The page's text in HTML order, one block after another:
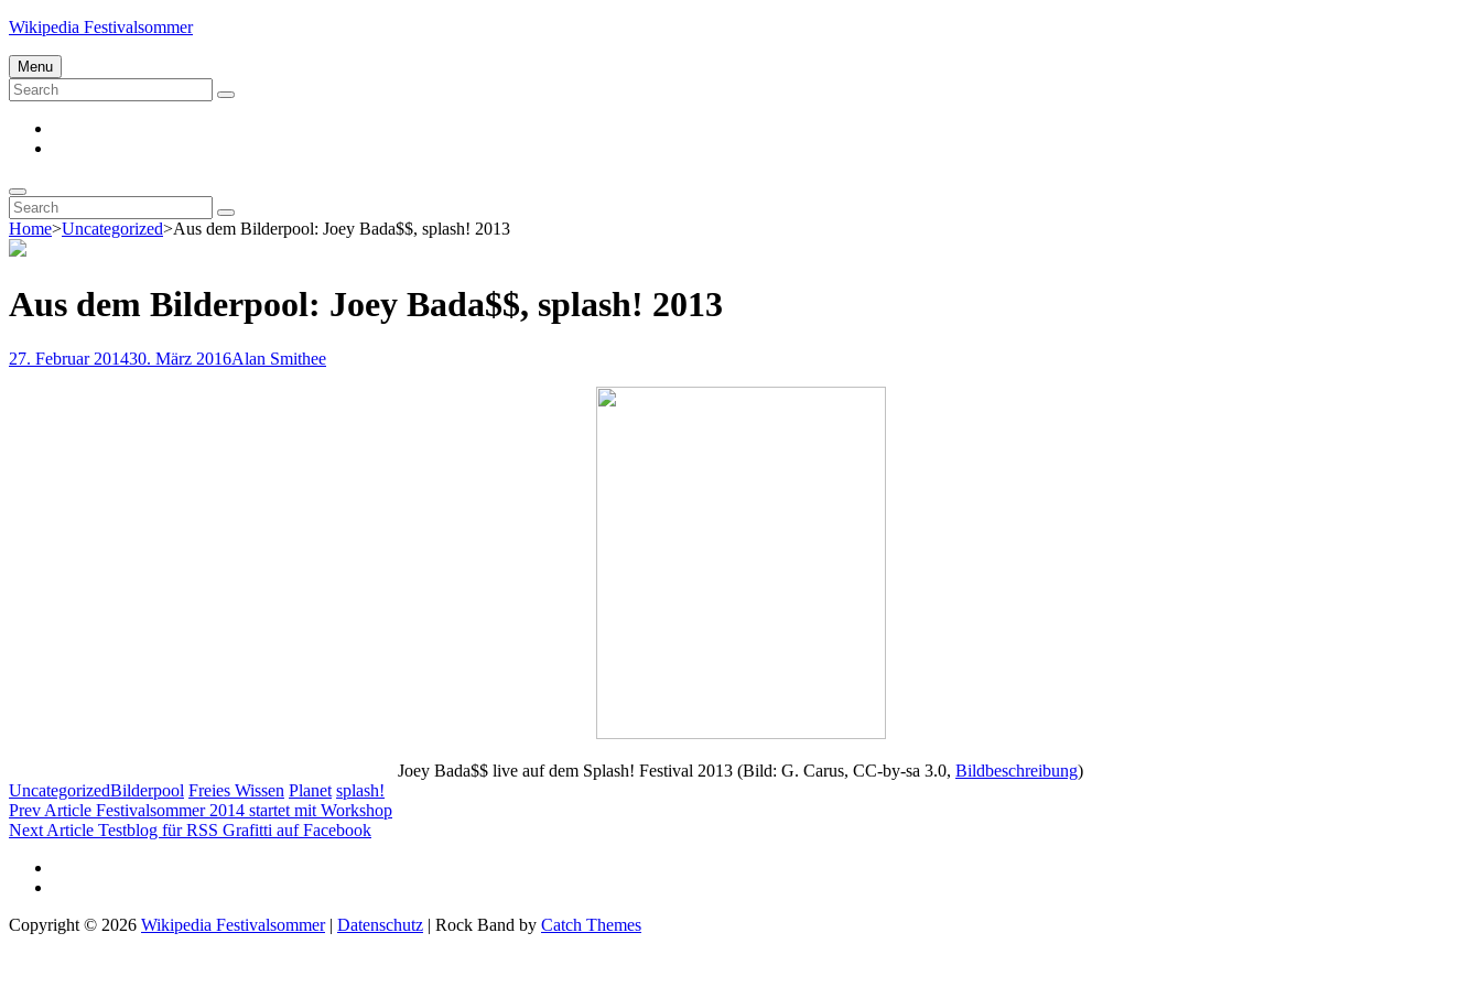
Skip
content
Wikipedia Festivalsommer
Menu
Search
for:
Search
Search
Search
for:
Search
Home>Uncategorized>Aus dem Bilderpool: Joey Bada$$, splash! 2013
Aus dem Bilderpool: Joey Bada$$, splash! 2013
Posted-
27. Februar 201430. März 2016By
Byline
Alan Smithee
Joey Bada$$ live auf dem Splash! Festival 2013 (Bild: G. Carus, CC-by-sa 3.0, Bildbeschreibung)
Categories
UncategorizedTags,
Bilderpool Freies Wissen Planet splash!
Beitragsnavigation
Previous
Post
Prev Article Festivalsommer 2014 startet mit Workshop
Next
Next Article Testblog für RSS Grafitti auf Facebook
Copyright © 2026 Wikipedia Festivalsommer| Datenschutz | Rock Band by Catch Themes